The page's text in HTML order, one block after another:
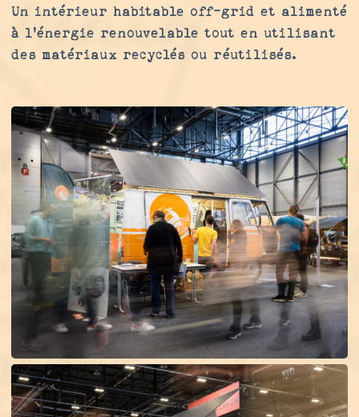
Un intérieur habitable off-grid et alimenté
à l'énergie renouvelable tout en utilisant
des matériaux recyclés ou réutilisés.